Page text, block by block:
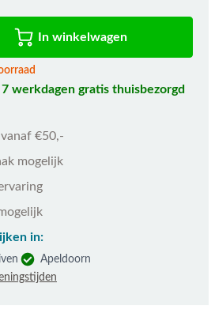
In winkelwagen
werkdagen gratis thuisbezorgd
€50,-
mogelijk
in:
Apeldoorn